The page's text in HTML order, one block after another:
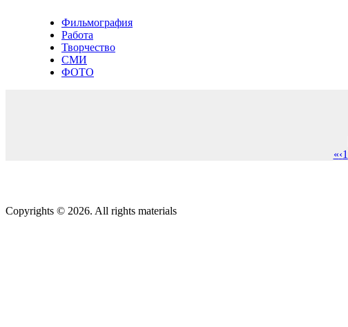
Фильмография
Работа
Творчество
СМИ
ФОТО
«‹1
Copyrights © 2026. All rights materials